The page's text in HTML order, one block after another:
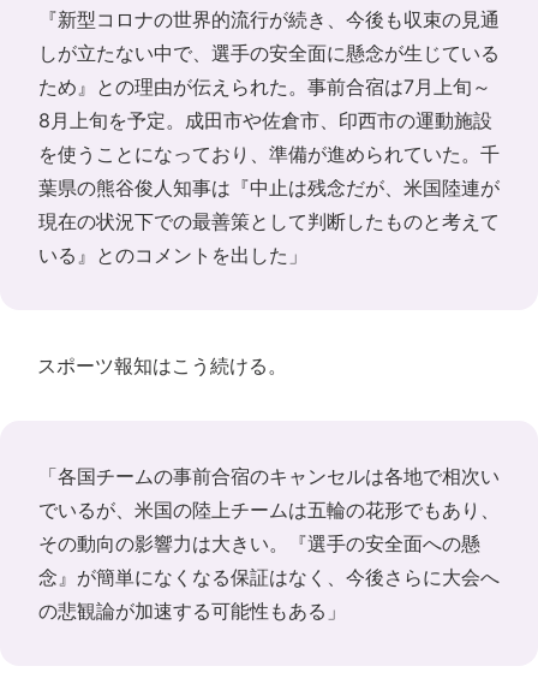
『新型コロナの世界的流行が続き、今後も収束の見通
しが立たない中で、選手の安全面に懸念が生じている
ため』との理由が伝えられた。事前合宿は7月上旬～
8月上旬を予定。成田市や佐倉市、印西市の運動施設
を使うことになっており、準備が進められていた。千
葉県の熊谷俊人知事は『中止は残念だが、米国陸連が
現在の状況下での最善策として判断したものと考えて
いる』とのコメントを出した」
スポーツ報知はこう続ける。
「各国チームの事前合宿のキャンセルは各地で相次い
でいるが、米国の陸上チームは五輪の花形でもあり、
その動向の影響力は大きい。『選手の安全面への懸
念』が簡単になくなる保証はなく、今後さらに大会へ
の悲観論が加速する可能性もある」